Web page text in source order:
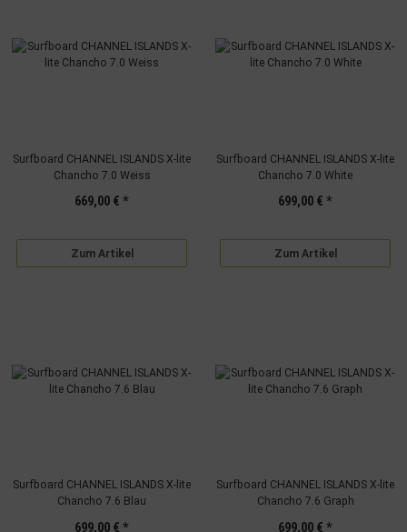
Surfboard CHANNEL ISLANDS X-lite
Chancho 7.0 Weiss
669,00 € *
Zum Artikel
Surfboard CHANNEL ISLANDS X-lite
Chancho 7.0 White
699,00 € *
Zum Artikel
Surfboard CHANNEL ISLANDS X-lite
Chancho 7.6 Blau
699,00 € *
Surfboard CHANNEL ISLANDS X-lite
Chancho 7.6 Graph
699,00 € *